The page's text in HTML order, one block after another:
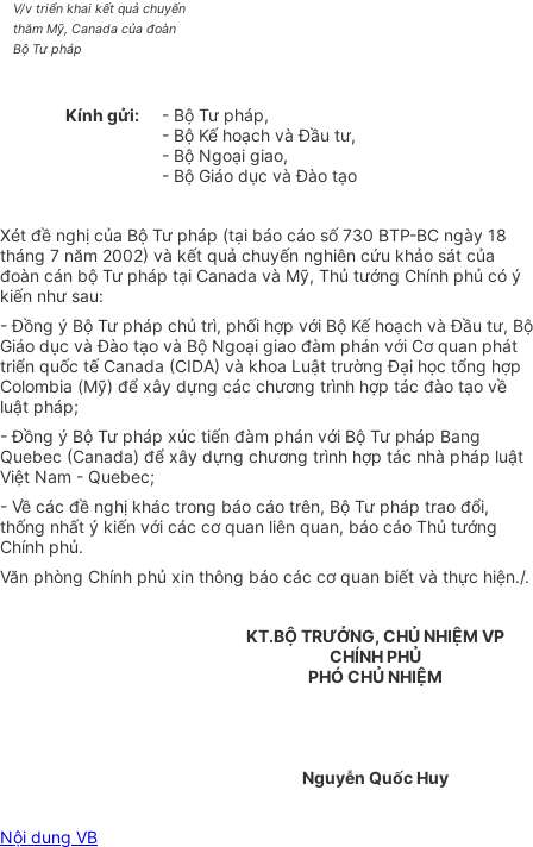
V/v triển khai kết quả chuyến
thăm Mỹ, Canada của đoàn
Bộ Tư pháp
Kính gửi:
- Bộ Tư pháp,
- Bộ Kế hoạch và Đầu tư,
- Bộ Ngoại giao,
- Bộ Giáo dục và Đào tạo
Xét đề nghị của Bộ Tư pháp (tại báo cáo số 730 BTP-BC ngày 18
tháng 7 năm 2002) và kết quả chuyến nghiên cứu khảo sát của
đoàn cán bộ Tư pháp tại Canada và Mỹ, Thủ tướng Chính phủ có ý
kiến như sau:
- Đồng ý Bộ Tư pháp chủ trì, phối hợp với Bộ Kế hoạch và Đầu tư, Bộ
Giáo dục và Đào tạo và Bộ Ngoại giao đàm phán với Cơ quan phát
triển quốc tế Canada (CIDA) và khoa Luật trường Đại học tổng hợp
Colombia (Mỹ) để xây dựng các chương trình hợp tác đào tạo về
luật pháp;
- Đồng ý Bộ Tư pháp xúc tiến đàm phán với Bộ Tư pháp Bang
Quebec (Canada) để xây dựng chương trình hợp tác nhà pháp luật
Việt Nam - Quebec;
- Về các đề nghị khác trong báo cáo trên, Bộ Tư pháp trao đổi,
thống nhất ý kiến với các cơ quan liên quan, báo cáo Thủ tướng
Chính phủ.
Văn phòng Chính phủ xin thông báo các cơ quan biết và thực hiện./.
KT.BỘ TRƯỞNG, CHỦ NHIỆM VP
CHÍNH PHỦ
PHÓ CHỦ NHIỆM
Nguyễn Quốc Huy
Nội dung VB